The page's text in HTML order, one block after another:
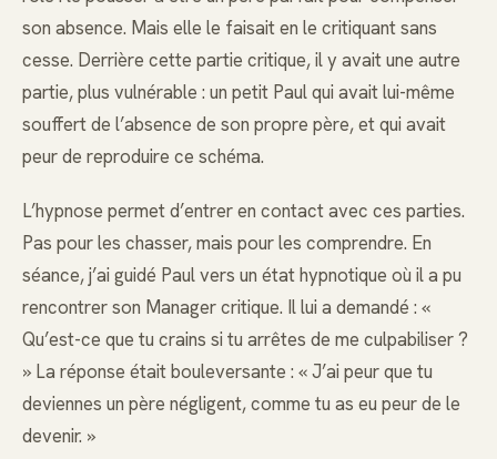
son absence. Mais elle le faisait en le critiquant sans
cesse. Derrière cette partie critique, il y avait une autre
partie, plus vulnérable : un petit Paul qui avait lui-même
souffert de l’absence de son propre père, et qui avait
peur de reproduire ce schéma.
L’hypnose permet d’entrer en contact avec ces parties.
Pas pour les chasser, mais pour les comprendre. En
séance, j’ai guidé Paul vers un état hypnotique où il a pu
rencontrer son Manager critique. Il lui a demandé : «
Qu’est-ce que tu crains si tu arrêtes de me culpabiliser ?
» La réponse était bouleversante : « J’ai peur que tu
deviennes un père négligent, comme tu as eu peur de le
devenir. »